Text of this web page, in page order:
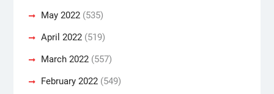
May 2022(535)
April 2022(519)
March 2022(557)
February 2022(549)